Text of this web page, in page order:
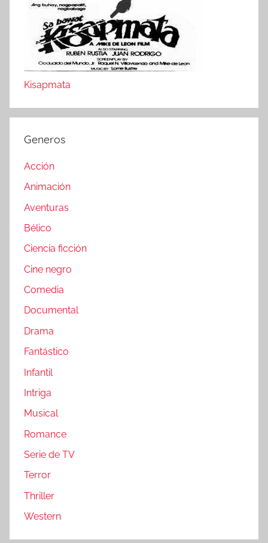
Kisapmata
Generos
Acción
Animación
Aventuras
Bélico
Ciencia ficción
Cine negro
Comedia
Documental
Drama
Fantástico
Infantil
Intriga
Musical
Romance
Serie de TV
Terror
Thriller
Western